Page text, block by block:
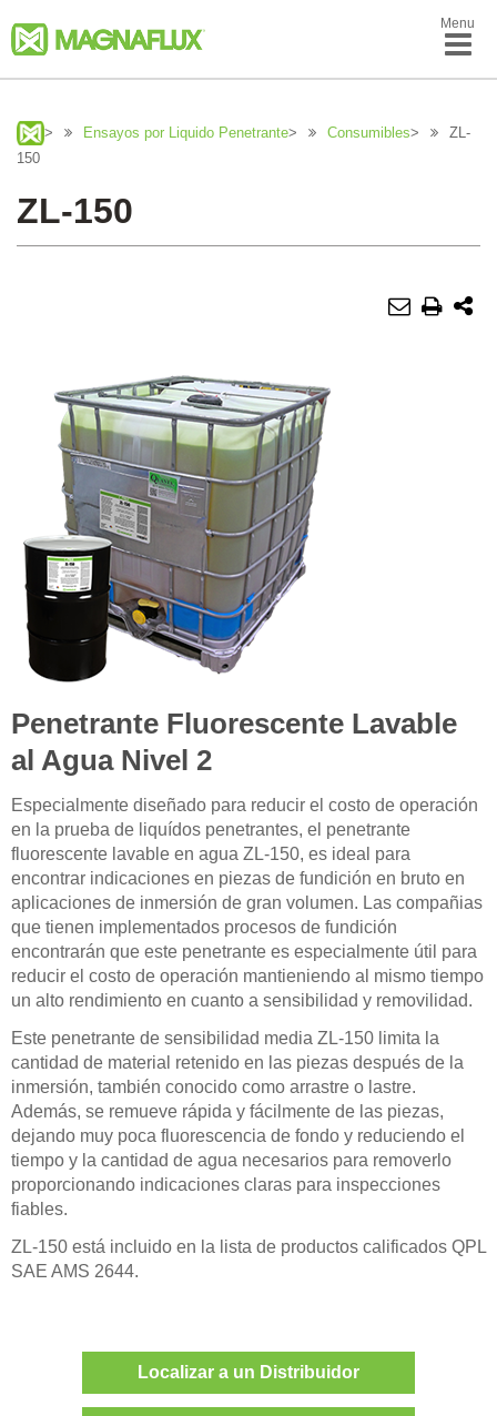
Menu
> Ensayos por Liquido Penetrante> Consumibles>
ZL-
150
ZL-150
Penetrante Fluorescente Lavable
al Agua Nivel 2
Especialmente diseñado para reducir el costo de operación
en la prueba de liquídos penetrantes, el penetrante
fluorescente lavable en agua ZL-150, es ideal para
encontrar indicaciones en piezas de fundición en bruto en
aplicaciones de inmersión de gran volumen. Las compañias
que tienen implementados procesos de fundición
encontrarán que este penetrante es especialmente útil para
reducir el costo de operación mantieniendo al mismo tiempo
un alto rendimiento en cuanto a sensibilidad y removilidad.
Este penetrante de sensibilidad media ZL-150 limita la
cantidad de material retenido en las piezas después de la
inmersión, también conocido como arrastre o lastre.
Además, se remueve rápida y fácilmente de las piezas,
dejando muy poca fluorescencia de fondo y reduciendo el
tiempo y la cantidad de agua necesarios para removerlo
proporcionando indicaciones claras para inspecciones
fiables.
ZL-150 está incluido en la lista de productos calificados QPL
SAE AMS 2644.
Localizar a un Distribuidor